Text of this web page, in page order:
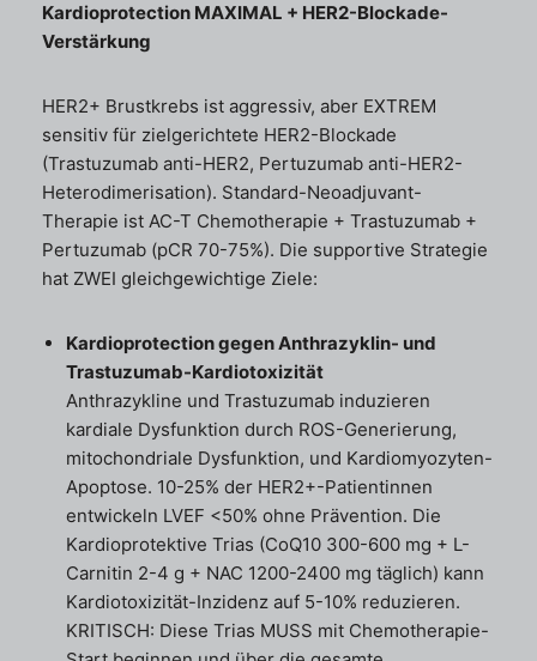
Kardioprotection MAXIMAL + HER2-Blockade-
Verstärkung
HER2+ Brustkrebs ist aggressiv, aber EXTREM
sensitiv für zielgerichtete HER2-Blockade
(Trastuzumab anti-HER2, Pertuzumab anti-HER2-
Heterodimerisation). Standard-Neoadjuvant-
Therapie ist AC-T Chemotherapie + Trastuzumab +
Pertuzumab (pCR 70-75%). Die supportive Strategie
hat ZWEI gleichgewichtige Ziele:
Kardioprotection gegen Anthrazyklin- und
Trastuzumab-Kardiotoxizität
Anthrazykline und Trastuzumab induzieren
kardiale Dysfunktion durch ROS-Generierung,
mitochondriale Dysfunktion, und Kardiomyozyten-
Apoptose. 10-25% der HER2+-Patientinnen
entwickeln LVEF <50% ohne Prävention. Die
Kardioprotektive Trias (CoQ10 300-600 mg + L-
Carnitin 2-4 g + NAC 1200-2400 mg täglich) kann
Kardiotoxizität-Inzidenz auf 5-10% reduzieren.
KRITISCH: Diese Trias MUSS mit Chemotherapie-